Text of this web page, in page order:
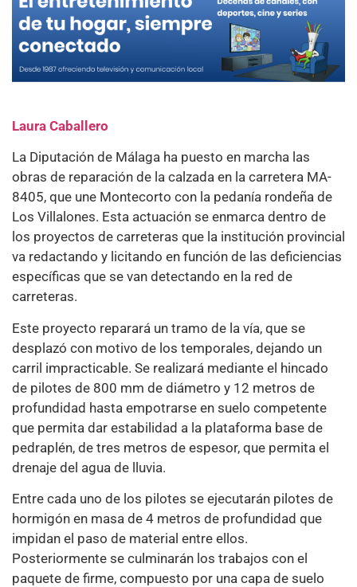
Laura Caballero
La Diputación de Málaga ha puesto en marcha las
obras de reparación de la calzada en la carretera MA-
8405, que une Montecorto con la pedanía rondeña de
Los Villalones. Esta actuación se enmarca dentro de
los proyectos de carreteras que la institución provincial
va redactando y licitando en función de las deficiencias
específicas que se van detectando en la red de
carreteras.
Este proyecto reparará un tramo de la vía, que se
desplazó con motivo de los temporales, dejando un
carril impracticable. Se realizará mediante el hincado
de pilotes de 800 mm de diámetro y 12 metros de
profundidad hasta empotrarse en suelo competente
que permita dar estabilidad a la plataforma base de
pedraplén, de tres metros de espesor, que permita el
drenaje del agua de lluvia.
Entre cada uno de los pilotes se ejecutarán pilotes de
hormigón en masa de 4 metros de profundidad que
impidan el paso de material entre ellos.
Posteriormente se culminarán los trabajos con el
paquete de firme, compuesto por una capa de suelo